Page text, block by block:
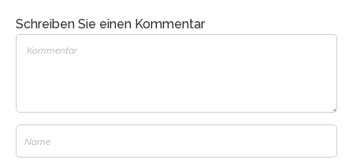
Schreiben Sie einen Kommentar